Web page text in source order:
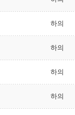
하의
하의
하의
하의